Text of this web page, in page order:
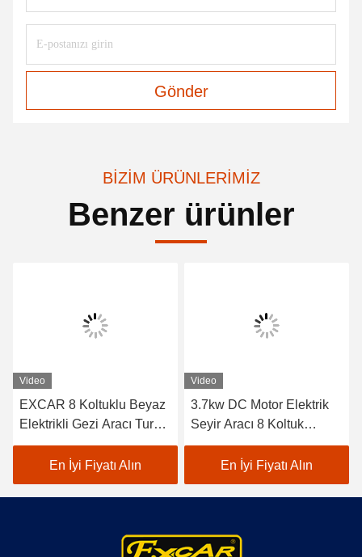
Gönder
BIZIM ÜRÜNLERIMIZ
Benzer ürünler
Video
EXCAR 8 Koltuklu Beyaz
Elektrikli Gezi Aracı Tur
Otobüsü, Dahili 17AH Şarj
Cihazı ile, Şehir ve Tatil
Köyü Alanları İçin
Uygundur
En İyi Fiyatı Alın
Video
3.7kw DC Motor Elektrik
Seyir Aracı 8 Koltuk
Beyaz Elektrikli Servis
OtobüsEn İyi Fiyatı Alın